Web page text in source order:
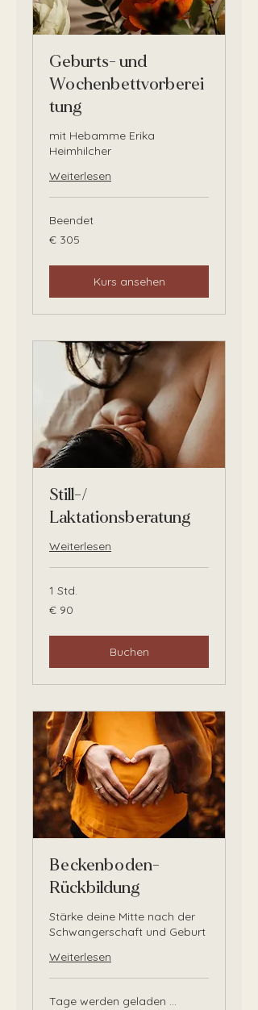
Geburts- und
Wochenbettvorberei
tung
mit Hebamme Erika
Heimhilcher
Weiterlesen
Beendet
Euro
€ 305
Kurs ansehen
Still-/
Laktationsberatung
Weiterlesen
1 Std.
90
Euro
€ 90
Buchen
Beckenboden-
Rückbildung
Stärke deine Mitte nach der
Schwangerschaft und Geburt
Weiterlesen
Tage werden geladen ...